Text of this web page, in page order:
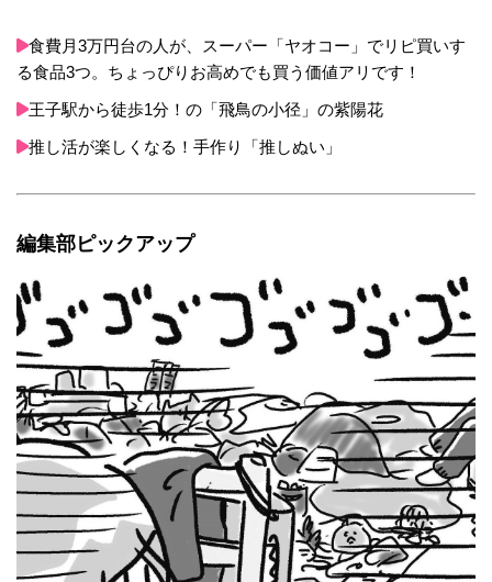
食費月3万円台の人が、スーパー「ヤオコー」でリピ買いす
る食品3つ。ちょっぴりお高めでも買う価値アリです！
王子駅から徒歩1分！の「飛鳥の小径」の紫陽花
推し活が楽しくなる！手作り「推しぬい」
編集部ピックアップ